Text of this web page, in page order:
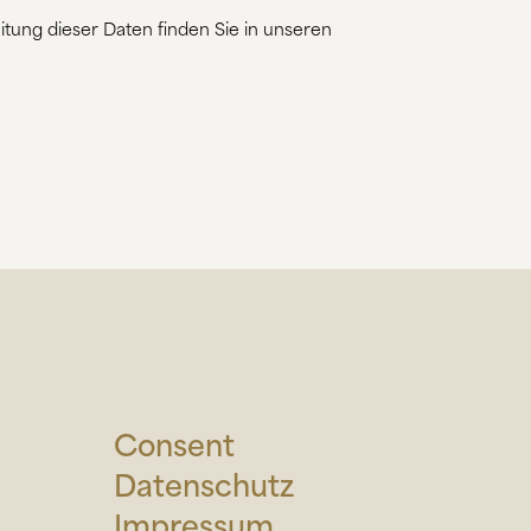
dieser Daten finden Sie in unseren
Consent
Datenschutz